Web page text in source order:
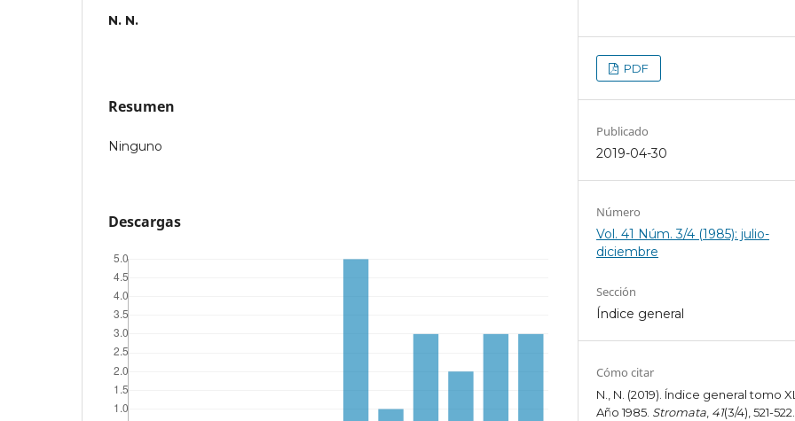
N. N.
Resumen
Ninguno
Descargas
PDF
Publicado
2019-04-30
Número
Vol. 41 Núm. 3/4 (1985): julio-
diciembre
Sección
Índice general
Cómo citar
N., N. (2019). Índice general tomo
Año 1985. Stromata 41(3/4), 521-522.